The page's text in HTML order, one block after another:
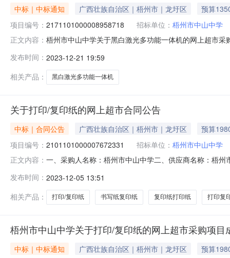
中标｜中标通知 广西壮族自治区｜梧州市｜龙圩区
预算
项目编号： 2171101000008958718 招标单位： 梧州市中山中学
正文内容： 梧州市中山中学关于黑白激光多功能一体机的网上超市
息采购计划金额1LXZC2023-W1-006121350.0项目所在
发布时间： 2023-12-21 19:59
相关产品：
黑白激光多功能一体机
关于打印/复印纸的网上超市合同公告
中标｜合同公告 广西壮族自治区｜梧州市｜龙圩区
预算
项目编号： 2101101000007672331 招标单位： 梧州市中山中学
正文内容： 一、采购人名称：梧州市中山中学二、供应商名称：梧
60gA360gA4书写纸复印纸亚太森博60gA3令
发布时间： 2023-12-05 13:51
相关产品：
打印/复印纸 书写纸复印纸 复印纸打印纸 打印复
梧州市中山中学关于打印/复印纸的网上超市采购项目
中标｜中标通知 广西壮族自治区｜梧州市｜龙圩区
预算